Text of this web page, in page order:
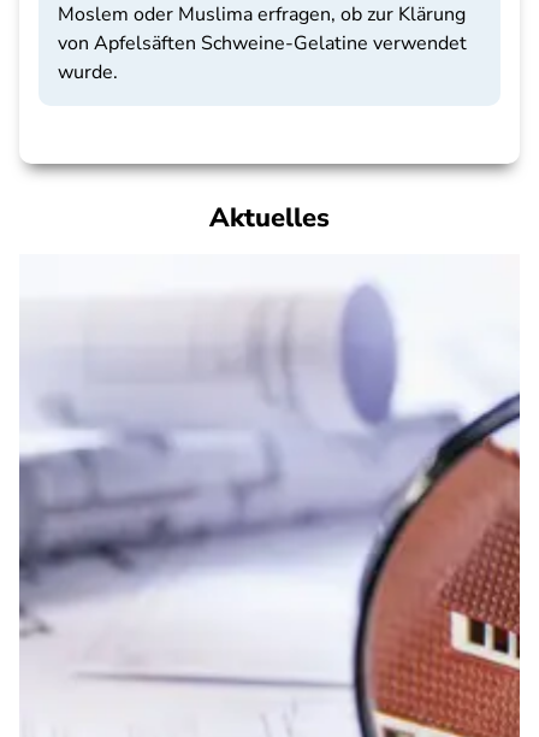
Moslem oder Muslima erfragen, ob zur Klärung
von Apfelsäften Schweine-Gelatine verwendet
wurde.
Aktuelles